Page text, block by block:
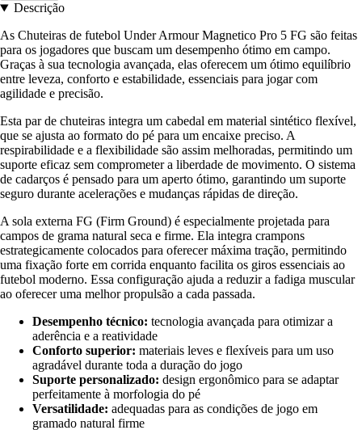
Descrição
As Chuteiras de futebol Under Armour Magnetico Pro 5 FG são feitas
para os jogadores que buscam um desempenho ótimo em campo.
Graças à sua tecnologia avançada, elas oferecem um ótimo equilíbrio
entre leveza, conforto e estabilidade, essenciais para jogar com
agilidade e precisão.
Esta par de chuteiras integra um cabedal em material sintético flexível,
que se ajusta ao formato do pé para um encaixe preciso. A
respirabilidade e a flexibilidade são assim melhoradas, permitindo um
suporte eficaz sem comprometer a liberdade de movimento. O sistema
de cadarços é pensado para um aperto ótimo, garantindo um suporte
seguro durante acelerações e mudanças rápidas de direção.
A sola externa FG (Firm Ground) é especialmente projetada para
campos de grama natural seca e firme. Ela integra crampons
estrategicamente colocados para oferecer máxima tração, permitindo
uma fixação forte em corrida enquanto facilita os giros essenciais ao
futebol moderno. Essa configuração ajuda a reduzir a fadiga muscular
ao oferecer uma melhor propulsão a cada passada.
Desempenho técnico: tecnologia avançada para otimizar a
aderência e a reatividade
Conforto superior: materiais leves e flexíveis para um uso
agradável durante toda a duração do jogo
Suporte personalizado: design ergonômico para se adaptar
perfeitamente à morfologia do pé
Versatilidade: adequadas para as condições de jogo em
gramado natural firme